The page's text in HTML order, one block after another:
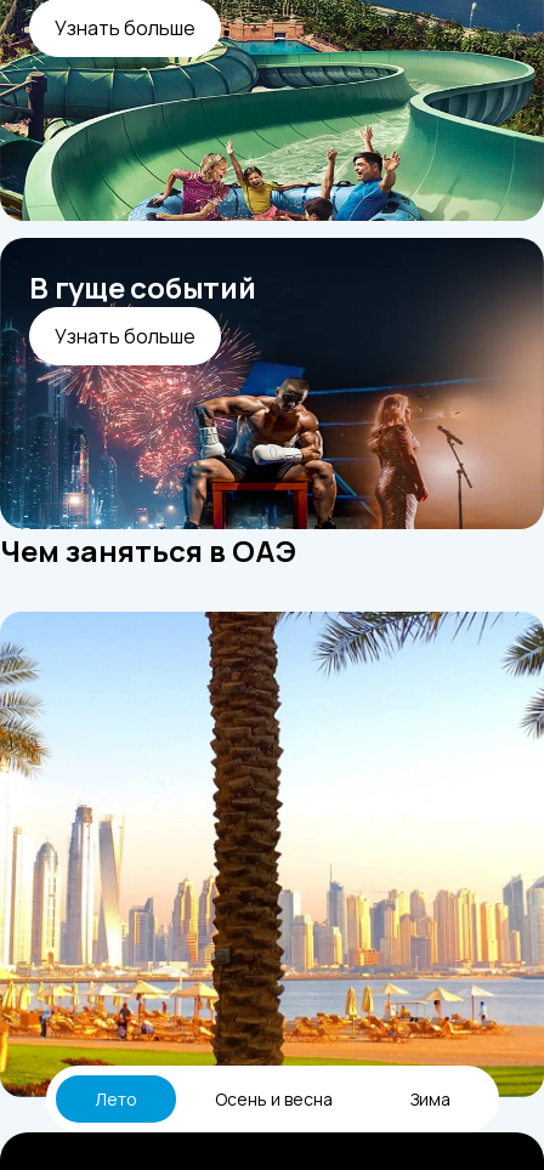
Узнать больше
В гуще событий
Узнать больше
Чем заняться в ОАЭ
Лето Осень и весна Зима
Трансфер на Tesla доступен только
для туров в ОАЭ. В стоимость входит
трансфер в обе стороны.
Выбрать вариант трансфера можно во время
бронирования тура. Для этого, после выбора рейса,
на шаге
«Выбор дополнительных услуг»
«Трансфер»
нажмите кнопку
и выберите нужный вариант.